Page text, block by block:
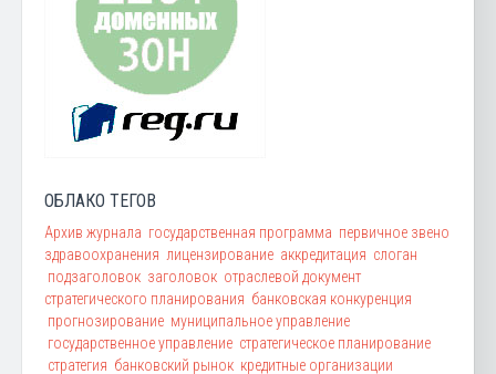
ОБЛАКО ТЕГОВ
Архив журнала государственная программа первичное звено
здравоохранения лицензирование аккредитация слоган
подзаголовок заголовок отраслевой документ
стратегического планирования банковская конкуренция
прогнозирование муниципальное управление
государственное управление стратегическое планирование
стратегия банковский рынок кредитные организации